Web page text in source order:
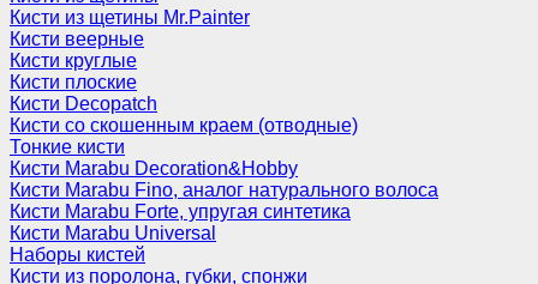
Кисти из щетины Mr.Painter
Кисти веерные
Кисти круглые
Кисти плоские
Кисти Decopatch
Кисти со скошенным краем (отводные)
Тонкие кисти
Кисти Marabu Decoration&Hobby
Кисти Marabu Fino, аналог натурального волоса
Кисти Marabu Forte, упругая синтетика
Кисти Marabu Universal
Наборы кистей
Кисти из поролона, губки, спонжи